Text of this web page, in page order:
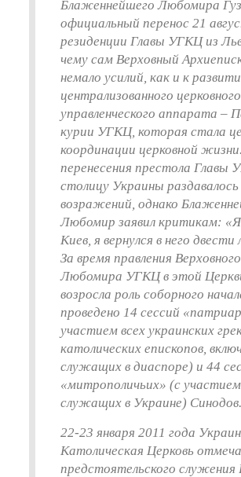
Блаженнейшего Любомира
официальный перенос 21
резиденции Главы УГКЦ из
чему сам Верховный
немало усилий, как и к
централизованного церковного
управленческого аппарата –
курии УГКЦ, которая стала
координации церковной
перенесения престола Главы
столицу Украины
возражений, однако
Любомир заявил критикам:
Киев, я вернулся в него
За время правления
Любомира УГКЦ в этой
возросла роль соборного
проведено 14 сессий
участием всех украинских
католических епископов,
служащих в диаспоре) и 44
«митрополичьих» (с участием
служащих в Украине) Синодов.
22-23 января 2011 года
Католическая Церковь
предстоятельского служения